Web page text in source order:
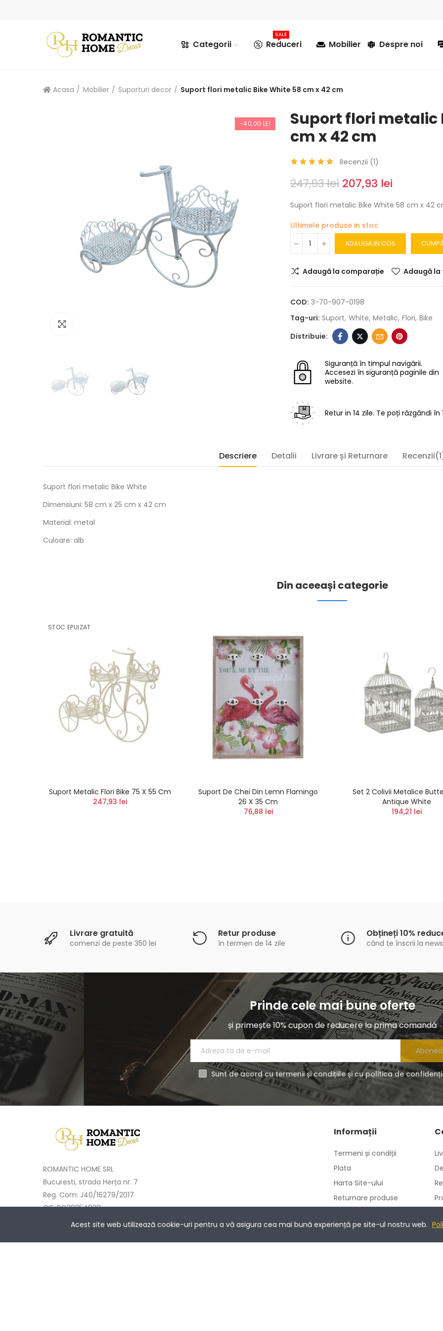
Categorii Reduceri
SALE
Mobilier Despre noi
Acasa Mobilier Suporturi decor Suport flori metalic Bike White 58 cm x 42 cm
-40,00 LEI
Suport flori metalic
cm x 42 cm
Recenzii (1)
247,93 lei 207,93 lei
Suport flori metalic Bike White 58 cm x 42
Ultimele produse in stoc
ADAUGA IN COS
Adaugă la comparație Adaugă
COD: 3-70-907-0198
Tag-uri: Suport White Metalic Flori Bike
Siguranță în timpul navigării.
Accesezi în siguranță paginile din
website.
Retur in 14 zile. Te poți răzgândi
Descriere Detalii Livrare și Returnare
Suport flori metalic Bike White
Dimensiuni: 58 cm x 25 cm x 42 cm
Material: metal
Culoare: alb
Din aceeași categorie
STOC EPUIZAT
Suport Metalic Flori Bike 75 X 55 Cm
247,93 lei
Suport De Chei Din Lemn Flamingo
26 X 35 Cm
76,88 lei
Set 2 Colivii Metalice
Antique White
194,21 lei
Livrare gratuită
comenzi de peste 350 lei
Retur produse
în termen de 14 zile
Obțineți 10%
când te înscrii la
Prinde cele mai bune oferte
și primește 10% cupon de reducere la prima comandă
Sunt de acord cu termenii și condițiile și cu politica de
ROMANTIC HOME SRL
Bucuresti, strada Herța nr. 7
Reg. Com: J40/16279/2017
CIF: RO38254928
Cont: RO68BTRLRONCRT0414212101
Informații
Termeni și condiții
Plata
Harta Site-ului
Returnare produse
cookie-uri
caracter personal
Acest site web utilizează cookie-uri pentru a vă asigura cea mai bună experiență pe site-ul nostru web.